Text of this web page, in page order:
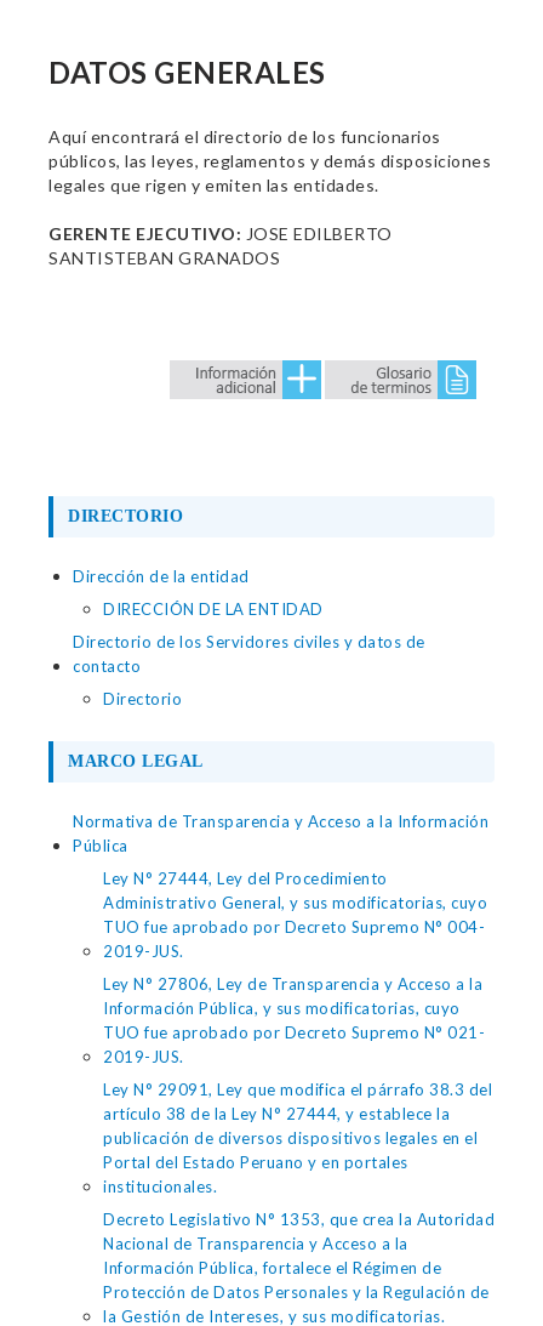
DATOS GENERALES
Aquí encontrará el directorio de los funcionarios
públicos, las leyes, reglamentos y demás disposiciones
legales que rigen y emiten las entidades.
GERENTE EJECUTIVO: JOSE EDILBERTO
SANTISTEBAN GRANADOS
DIRECTORIO
Dirección de la entidad
DIRECCIÓN DE LA ENTIDAD
Directorio de los Servidores civiles y datos de
contacto
Directorio
MARCO LEGAL
Normativa de Transparencia y Acceso a la Información
Pública
Ley N° 27444, Ley del Procedimiento
Administrativo General, y sus modificatorias, cuyo
TUO fue aprobado por Decreto Supremo N° 004-
2019-JUS.
Ley N° 27806, Ley de Transparencia y Acceso a la
Información Pública, y sus modificatorias, cuyo
TUO fue aprobado por Decreto Supremo N° 021-
2019-JUS.
Ley N° 29091, Ley que modifica el párrafo 38.3 del
artículo 38 de la Ley N° 27444, y establece la
publicación de diversos dispositivos legales en el
Portal del Estado Peruano y en portales
institucionales.
Decreto Legislativo N° 1353, que crea la Autoridad
Nacional de Transparencia y Acceso a la
Información Pública, fortalece el Régimen de
Protección de Datos Personales y la Regulación de
la Gestión de Intereses, y sus modificatorias.